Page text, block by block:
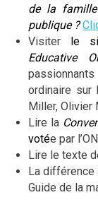
de la
publique ?
Visiter le
Educative
ordinaire sur
Miller, Olivier
Lire la
votée par
Lire le texte
La différence
Guide de la